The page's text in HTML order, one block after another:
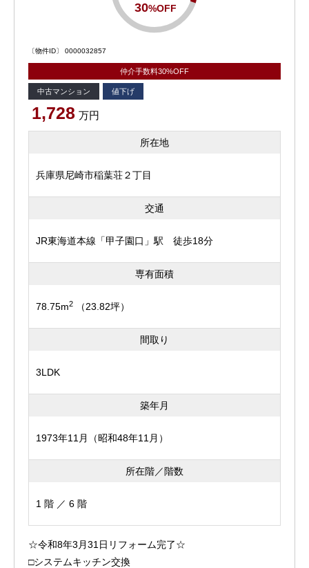
30%OFF
〔物件ID〕 0000032857
仲介手数料30%OFF
中古マンション 値下げ
1,728 万円
所在地
兵庫県尼崎市稲葉荘２丁目
交通
JR東海道本線「甲子園口」駅 徒歩18分
専有面積
78.75m2 （23.82坪）
間取り
3LDK
築年月
1973年11月（昭和48年11月）
所在階／階数
1 階 ／ 6 階
☆令和8年3月31日リフォーム完了☆
□システムキッチン交換